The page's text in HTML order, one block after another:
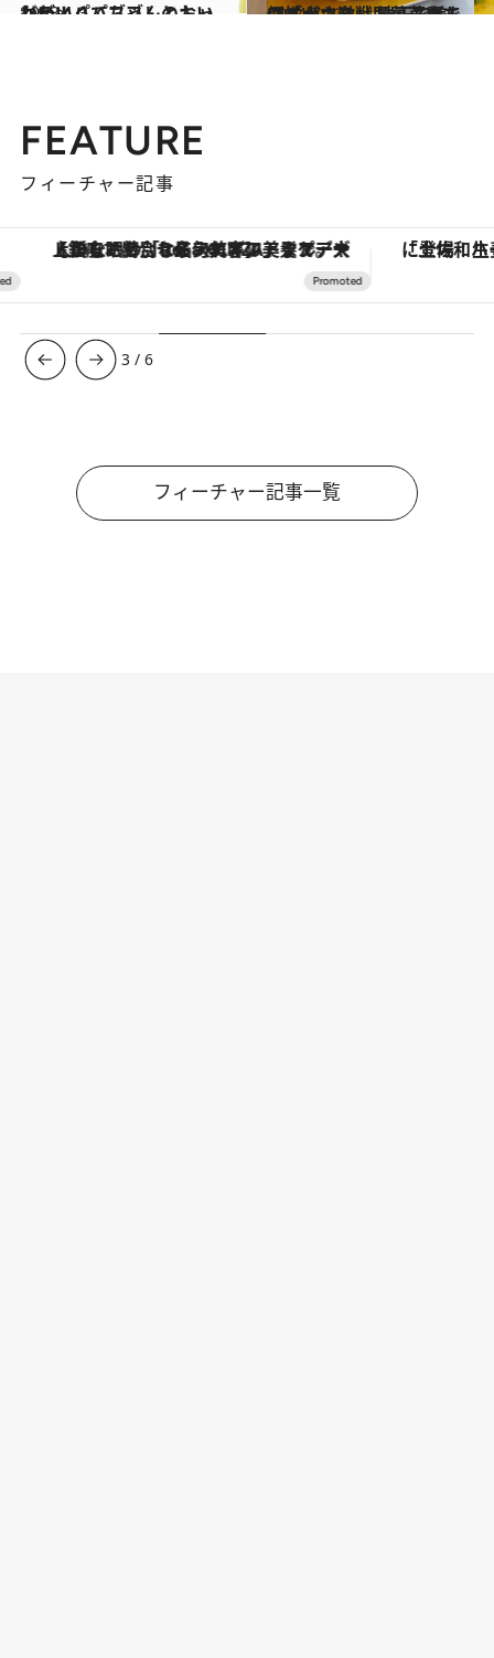
2013.1.3
かわいくてちゃんとおいしい！パパブブレのキャンディ
グルメ 2014.7.13
スイーツ激戦区・芦屋で個性がキラリ 端正で美しい「小さな」お菓子たち
グルメ
FEATURE
フィーチャー記事
【銀座で出合う最旬美容】美髪ケアや上質な眠り…セルフケアのアップデートから、特別な名入れギフトまで。大人のための「ReFa GINZA」クルーズ
3 /6
フィーチャー記事一覧